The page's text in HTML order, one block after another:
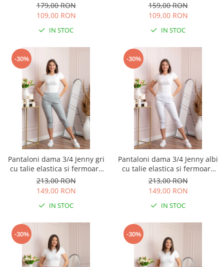
179,00 RON
109,00 RON
IN STOC
159,00 RON
109,00 RON
IN STOC
-30%
Pantaloni dama 3/4 Jenny gri
cu talie elastica si fermoare
decorative
213,00 RON
149,00 RON
IN STOC
-30%
Pantaloni dama 3/4 Jenny albi
cu talie elastica si fermoare
decorative
213,00 RON
149,00 RON
IN STOC
-30% -30%